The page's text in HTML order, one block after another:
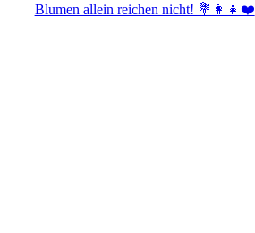
Blumen allein reichen nicht! 💐👩‍👧❤️